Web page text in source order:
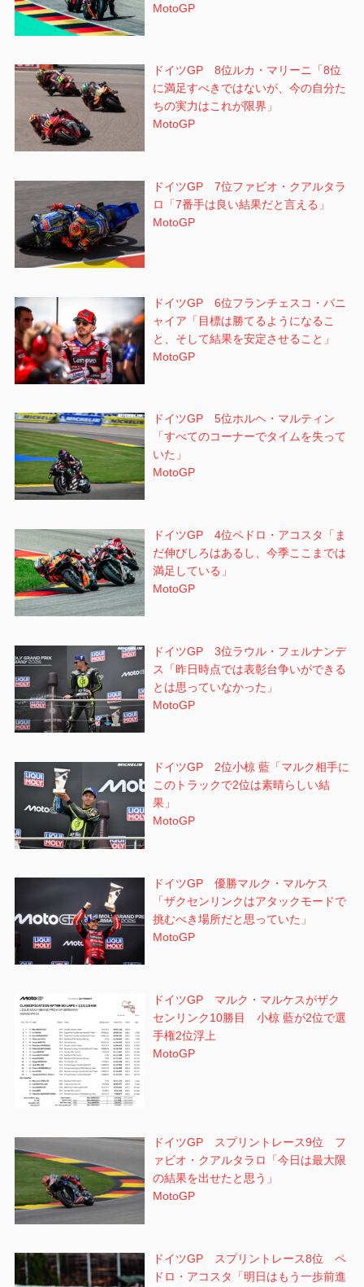
MotoGP
ドイツGP 8位ルカ・マリーニ「8位
に満足すべきではないが、今の自分た
ちの実力はこれが限界」
MotoGP
ドイツGP 7位ファビオ・クアルタラ
ロ「7番手は良い結果だと言える」
MotoGP
ドイツGP 6位フランチェスコ・バニ
ャイア「目標は勝てるようになるこ
と、そして結果を安定させること」
MotoGP
ドイツGP 5位ホルヘ・マルティン
「すべてのコーナーでタイムを失って
いた」
MotoGP
ドイツGP 4位ペドロ・アコスタ「ま
だ伸びしろはあるし、今季ここまでは
満足している」
MotoGP
ドイツGP 3位ラウル・フェルナンデ
ス「昨日時点では表彰台争いができる
とは思っていなかった」
MotoGP
ドイツGP 2位小椋 藍「マルク相手に
このトラックで2位は素晴らしい結
果」
MotoGP
ドイツGP 優勝マルク・マルケス
「ザクセンリンクはアタックモードで
挑むべき場所だと思っていた」
MotoGP
ドイツGP マルク・マルケスがザク
センリンク10勝目 小椋 藍が2位で選
手権2位浮上
MotoGP
ドイツGP スプリントレース9位 フ
ァビオ・クアルタラロ「今日は最大限
の結果を出せたと思う」
MotoGP
ドイツGP スプリントレース8位 ペ
ドロ・アコスタ「明日はもう一歩前進